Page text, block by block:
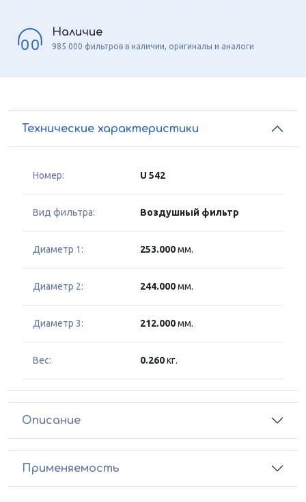
Наличие
985 000 фильтров в наличии, оригиналы и аналоги
Технические характеристики
Номер: U 542
Вид фильтра: Воздушный фильтр
Диаметр 1: 253.000мм.
Диаметр 2: 244.000мм.
Диаметр 3: 212.000мм.
Вес: 0.260кг.
Описание
Применяемость